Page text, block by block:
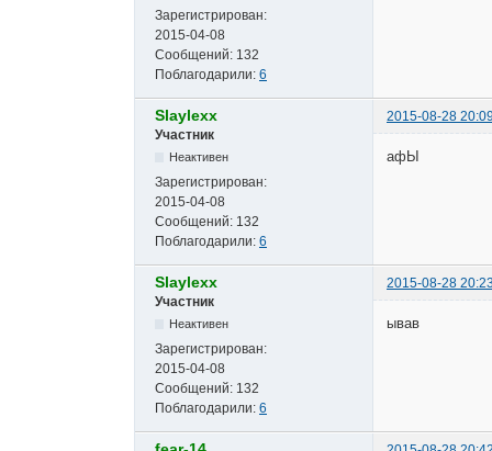
Зарегистрирован:
2015-04-08
Сообщений: 132
Поблагодарили: 6
Slaylexx
2015-08-28
Участник
Неактивен
Зарегистрирован:
2015-04-08
Сообщений: 132
Поблагодарили: 6
афЫ
Slaylexx
2015-08-28
Участник
Неактивен
Зарегистрирован:
2015-04-08
Сообщений: 132
Поблагодарили: 6
ывав